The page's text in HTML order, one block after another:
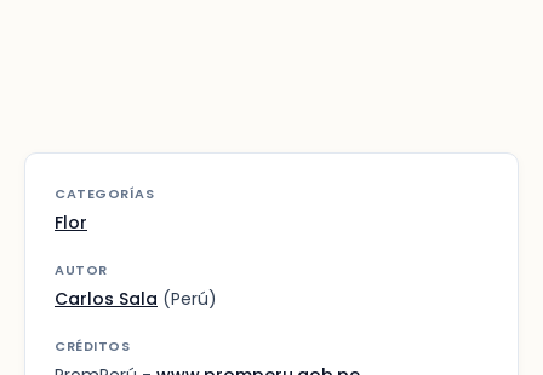
CATEGORÍAS
Flor
AUTOR
Carlos Sala (Perú)
CRÉDITOS